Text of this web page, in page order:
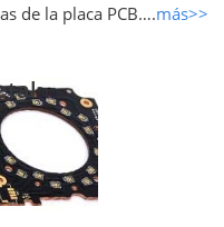
de la placa PCB….más>>